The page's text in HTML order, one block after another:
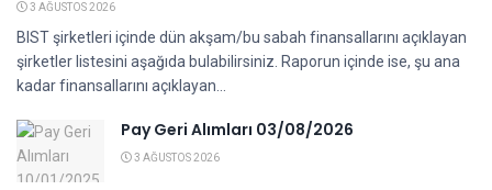
3 AĞUSTOS 2026
BIST şirketleri içinde dün akşam/bu sabah finansallarını açıklayan
şirketler listesini aşağıda bulabilirsiniz. Raporun içinde ise, şu ana
kadar finansallarını açıklayan...
Pay Geri Alımları 03/08/2026
3 AĞUSTOS 2026